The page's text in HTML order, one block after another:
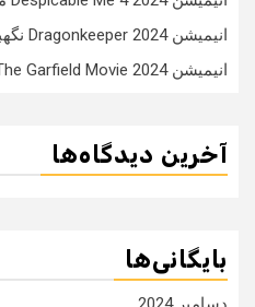
انیمیشن Dragonkeeper 2024 نگهبان اژدها
انیمیشن The Garfield Movie 2024 گارفیلد
آخرین دیدگاه‌ها
بایگانی‌ها